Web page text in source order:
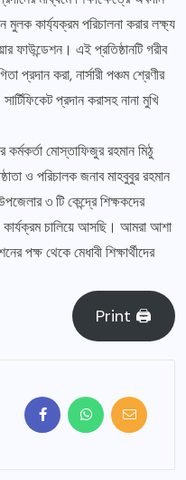
মুলক কার্য্যক্রম পরিচালনা করার লক্ষ্য
ফাউন্ডেশন। এই প্রতিষ্ঠানটি গরীব
প্রদান করা, নার্সারী পঞ্চম শ্রেণীর
প্রদান করাসহ নানা মুখি
মোস্তাফিজুর রহমান মিঠু
ও পরিচালক জনাব মাহবুবুর রহমান
৩ টি কেন্দ্রে শিক্ষকদের
চালিয়ে আসছি। আমরা আশা
পক্ষ থেকে মেধাবী শিক্ষার্থীদের
Print 🖨